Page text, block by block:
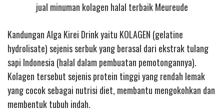
jual minuman kolagen halal terbaik Meureude
Kandungan Alga Kirei Drink yaitu KOLAGEN (gelatine
hydrolisate) sejenis serbuk yang berasal dari ekstrak tulang
sapi Indonesia (halal dalam pembuatan pemotongannya).
Kolagen tersebut sejenis protein tinggi yang rendah lemak
yang cocok sebagai nutrisi diet, membantu mengokohkan dan
membentuk tubuh indah.